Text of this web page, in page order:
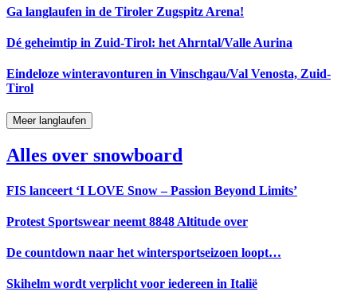
Ga langlaufen in de Tiroler Zugspitz Arena!
Dé geheimtip in Zuid-Tirol: het Ahrntal/Valle Aurina
Eindeloze winteravonturen in Vinschgau/Val Venosta, Zuid-
Tirol
Meer langlaufen
Alles over snowboard
FIS lanceert ‘I LOVE Snow – Passion Beyond Limits’
Protest Sportswear neemt 8848 Altitude over
De countdown naar het wintersportseizoen loopt…
Skihelm wordt verplicht voor iedereen in Italië